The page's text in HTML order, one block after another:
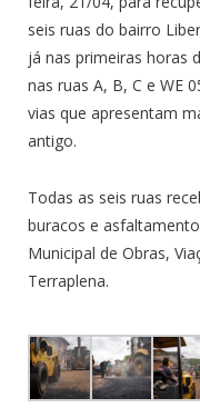
seis ruas do bairro
já nas primeiras horas
nas ruas A, B, C e WE
vias que apresentam
antigo.
Todas as seis ruas
buracos e
Municipal de Obras,
Terraplena.